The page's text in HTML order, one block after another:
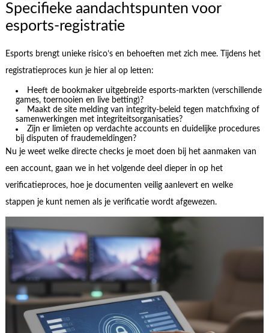
Specifieke aandachtspunten voor
esports-registratie
Esports brengt unieke risico’s en behoeften met zich mee. Tijdens het
registratieproces kun je hier al op letten:
Heeft de bookmaker uitgebreide esports-markten (verschillende
games, toernooien en live betting)?
Maakt de site melding van integrity-beleid tegen matchfixing of
samenwerkingen met integriteitsorganisaties?
Zijn er limieten op verdachte accounts en duidelijke procedures
bij disputen of fraudemeldingen?
Nu je weet welke directe checks je moet doen bij het aanmaken van
een account, gaan we in het volgende deel dieper in op het
verificatieproces, hoe je documenten veilig aanlevert en welke
stappen je kunt nemen als je verificatie wordt afgewezen.